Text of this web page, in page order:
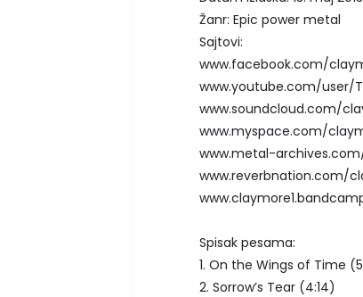
Žanr: Epic power metal
Sajtovi:
www.facebook.com/
www.youtube.com/user/
www.soundcloud.com/
www.myspace.com/
www.metal-
www.reverbnation.com/
Spisak pesama:
1. On the Wings of Time
2. Sorrow’s Tear (4:14)